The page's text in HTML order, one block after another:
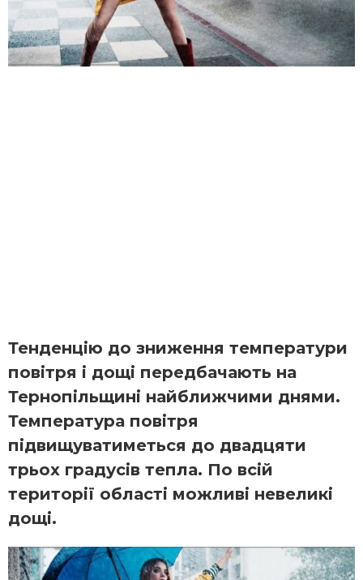
Тенденцію до зниження температури
повітря і дощі передбачають на
Тернопільщині найближчими днями.
Температура повітря
підвищуватиметься до двадцяти
трьох градусів тепла. По всій
території області можливі невеликі
дощі.